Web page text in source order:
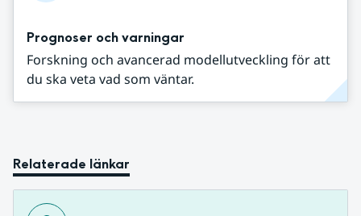
Prognoser och varningar
Forskning och avancerad modellutveckling för att
du ska veta vad som väntar.
Relaterade länkar